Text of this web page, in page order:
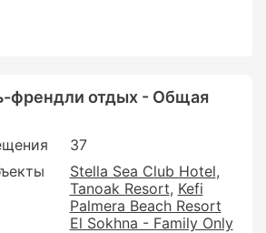
френдли отдых - Общая
37
Stella Sea Club Hotel
Tanoak Resort Kefi
Palmera Beach Resort
El Sokhna - Family Only